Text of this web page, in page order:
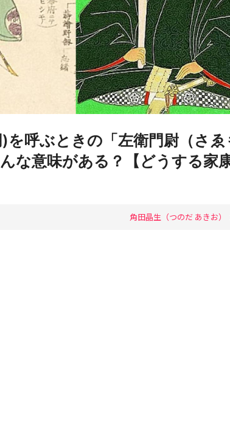
を呼ぶときの「左衛門尉（さ
な意味がある？【どうする家
角田晶生（つのだ あきお）